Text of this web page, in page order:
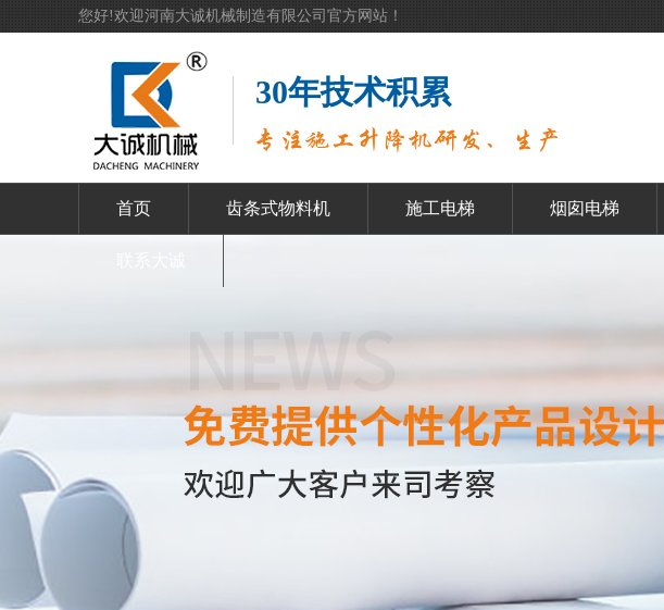
您好!欢迎河南大诚机械制造有限公司官方网站！
30年技术积累
首页 齿条式物料机 施工电梯 烟囱电梯